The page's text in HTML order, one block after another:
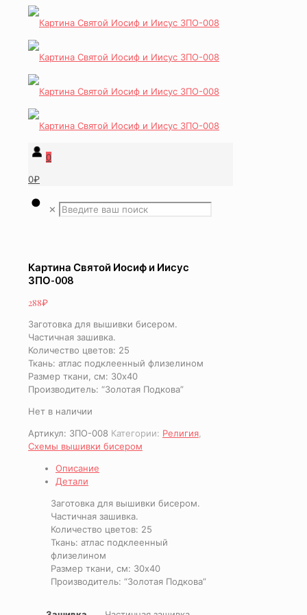
0
0₽
✕
Картина Святой Иосиф и Иисус
ЗПО-008
288₽
Заготовка для вышивки бисером.
Частичная зашивка.
Количество цветов: 25
Ткань: атлас подклеенный флизелином
Размер ткани, см: 30х40
Производитель: “Золотая Подкова”
Нет в наличии
Артикул: ЗПО-008 Категории: Религия
Схемы вышивки бисером
Описание
Детали
Заготовка для вышивки бисером.
Частичная зашивка.
Количество цветов: 25
Ткань: атлас подклеенный
флизелином
Размер ткани, см: 30х40
Производитель: “Золотая Подкова”